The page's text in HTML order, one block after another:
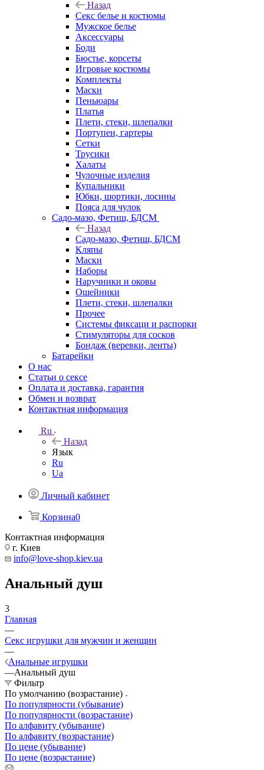
Назад
Секс белье и костюмы
Мужское белье
Аксессуары
Боди
Бюстье, корсеты
Игровые костюмы
Комплекты
Маски
Пеньюары
Платья
Плети, стеки, шлепалки
Портупеи, гартеры
Сетки
Трусики
Халаты
Чулочные изделия
Купальники
Юбки, шортики, лосины
Пояса для чулок
Садо-мазо, Фетиш, БДСМ
Назад
Садо-мазо, Фетиш, БДСМ
Кляпы
Маски
Наборы
Наручники и оковы
Ошейники
Плети, стеки, шлепалки
Прочее
Системы фиксаци и распорки
Стимуляторы для сосков
Бондаж (веревки, ленты)
Батарейки
О нас
Статьи о сексе
Оплата и доставка, гарантия
Обмен и возврат
Контактная информация
Ru
Назад
Язык
Ru
Ua
Личный кабинет
Корзина0
Контактная информация
г. Киев
info@love-shop.kiev.ua
Анальный душ
3
Главная
—
Секс игрушки для мужчин и женщин
—
Анальные игрушки
—Анальный душ
Фильтр
По умолчанию (возрастание)
По популярности (убывание)
По популярности (возрастание)
По алфавиту (убывание)
По алфавиту (возрастание)
По цене (убывание)
По цене (возрастание)